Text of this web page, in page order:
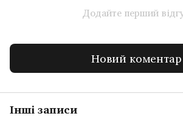
Додайте перший
Новий коментар
Інші записи